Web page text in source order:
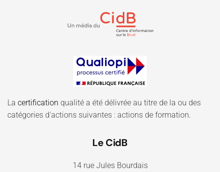
La certification qualité a été délivrée au titre de la ou des
catégories d'actions suivantes : actions de formation.
Le CidB
14 rue Jules Bourdais